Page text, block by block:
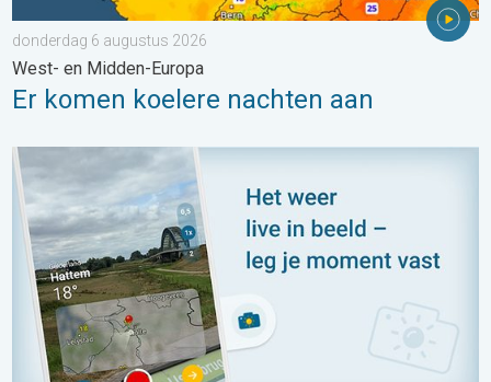
donderdag 6 augustus 2026
West- en Midden-Europa
Er komen koelere nachten aan
Impressies maken, momenten delen. Deel wat je ziet!. . .